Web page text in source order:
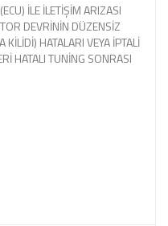
İLE İLETİŞİM ARIZASI
DEVRİNİN DÜZENSİZ
HATALARI VEYA İPTALİ
HATALI TUNİNG SONRASI